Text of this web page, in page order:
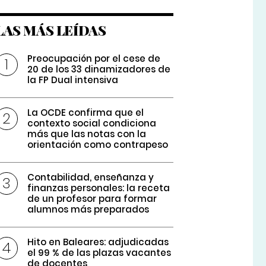
MÁS LEÍDAS
Preocupación por el cese de
20 de los 33 dinamizadores de
la FP Dual intensiva
La OCDE confirma que el
contexto social condiciona
más que las notas con la
orientación como contrapeso
Contabilidad, enseñanza y
finanzas personales: la receta
de un profesor para formar
alumnos más preparados
Hito en Baleares: adjudicadas
el 99 % de las plazas vacantes
de docentes